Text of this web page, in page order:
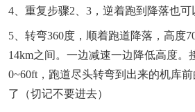
4、重复步骤2、3，逆着跑到降落也可
5、转弯360度，顺着跑道降落，高度
14km之间。一边减速一边降低高度。
0~60ft，跑道尽头转弯到出来的机库
了（切记不要进去）